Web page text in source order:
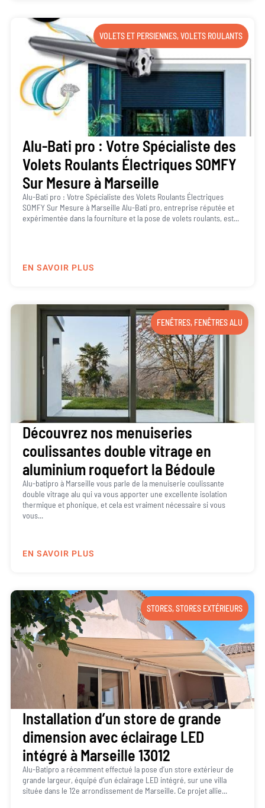
VOLETS ET PERSIENNES,VOLETS ROULANTS
Alu-Bati pro : Votre Spécialiste des
Volets Roulants Électriques SOMFY
Sur Mesure à Marseille
Alu-Bati pro : Votre Spécialiste des Volets Roulants Électriques
SOMFY Sur Mesure à Marseille Alu-Bati pro, entreprise réputée et
expérimentée dans la fourniture et la pose de volets roulants, est...
EN SAVOIR PLUS
FENÊTRES, FENÊTRES ALU
Découvrez nos menuiseries
coulissantes double vitrage en
aluminium roquefort la Bédoule
Alu-batipro à Marseille vous parle de la menuiserie coulissante
double vitrage alu qui va vous apporter une excellente isolation
thermique et phonique, et cela est vraiment nécessaire si vous
vous...
EN SAVOIR PLUS
STORES,STORES EXTÉRIEURS
Installation d’un store de grande
dimension avec éclairage LED
intégré à Marseille 13012
Alu-Batipro a récemment effectué la pose d’un store extérieur de
grande largeur, équipé d’un éclairage LED intégré, sur une villa
située dans le 12e arrondissement de Marseille. Ce projet allie...